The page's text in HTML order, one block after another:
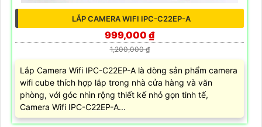
LẮP CAMERA WIFI IPC-C22EP-A
999,000 ₫
1,200,000 ₫
Lắp Camera Wifi IPC-C22EP-A là dòng sản phẩm camera
wifi cube thích hợp lắp trong nhà cửa hàng và văn
phòng, với góc nhìn rộng thiết kế nhỏ gọn tinh tế,
Camera Wifi IPC-C22EP-A...